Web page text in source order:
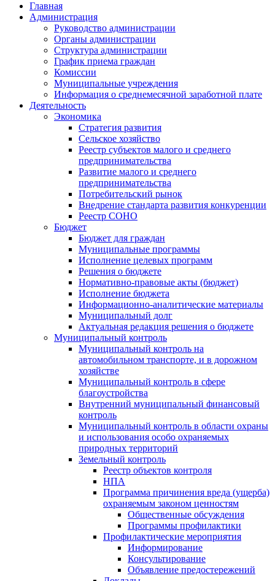
Главная
Администрация
Руководство администрации
Органы администрации
Структура администрации
График приема граждан
Комиссии
Муниципальные учреждения
Информация о среднемесячной заработной плате
Деятельность
Экономика
Стратегия развития
Сельское хозяйство
Реестр субъектов малого и среднего
предпринимательства
Развитие малого и среднего
предпринимательства
Потребительский рынок
Внедрение стандарта развития конкуренции
Реестр СОНО
Бюджет
Бюджет для граждан
Муниципальные программы
Исполнение целевых программ
Решения о бюджете
Нормативно-правовые акты (бюджет)
Исполнение бюджета
Информационно-аналитические материалы
Муниципальный долг
Актуальная редакция решения о бюджете
Муниципальный контроль
Муниципальный контроль на
автомобильном транспорте, и в дорожном
хозяйстве
Муниципальный контроль в сфере
благоустройства
Внутренний муниципальный финансовый
контроль
Муниципальный контроль в области охраны
и использования особо охраняемых
природных территорий
Земельный контроль
Реестр объектов контроля
НПА
Программа причинения вреда (ущерба)
охраняемым законом ценностям
Общественные обсуждения
Программы профилактики
Профилактические мероприятия
Информирование
Консультирование
Объявление предостережений